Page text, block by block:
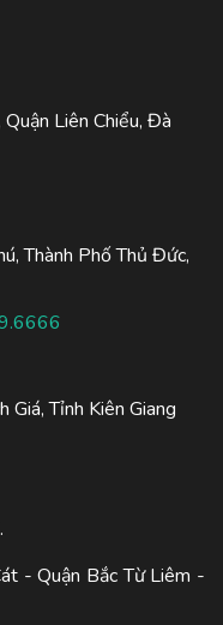
Liên Chiểu, Đà
Thành Phố Thủ Đức,
Tỉnh Kiên Giang
- Quận Bắc Từ Liêm -